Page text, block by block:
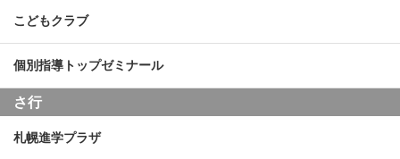
こどもクラブ
個別指導トップゼミナール
さ行
札幌進学プラザ